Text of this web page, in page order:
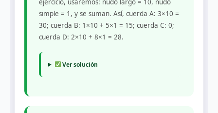
simple = 1, y se suman. Así, cuerda A: 3×10 =
30; cuerda B: 1×10 + 5×1 = 15; cuerda C: 0;
cuerda D: 2×10 + 8×1 = 28.
Ver solución